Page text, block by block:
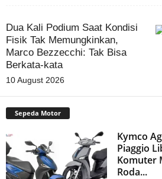
Dua Kali Podium Saat Kondisi
Fisik Tak Memungkinkan,
Marco Bezzecchi: Tak Bisa
Berkata-kata
10 August 2026
Sepeda Motor
Kymco
Piaggio
Komuter
Roda...